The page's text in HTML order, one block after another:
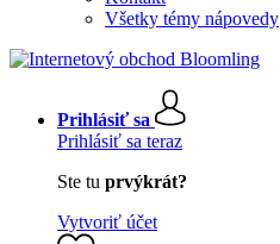
Všetky témy nápovedy
Prihlásiť sa
Prihlásiť sa teraz
Ste tu prvýkrát?
Vytvoriť účet